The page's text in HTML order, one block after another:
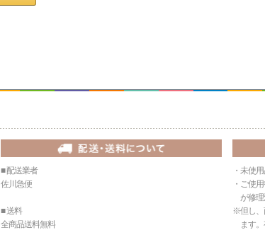
■ 配送業者
佐川急便
■ 送料
全商品送料無料
・未使
・ご使
が修理
※但し、
ます。